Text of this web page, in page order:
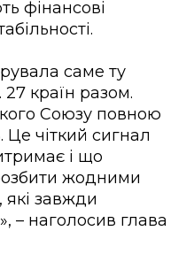
фінансові
саме ту
27 країн разом.
Союзу повною
чіткий сигнал
і що
жодними
завжди
– наголосив глава